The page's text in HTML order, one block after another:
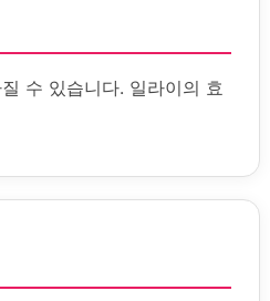
수 있습니다. 일라이의 효